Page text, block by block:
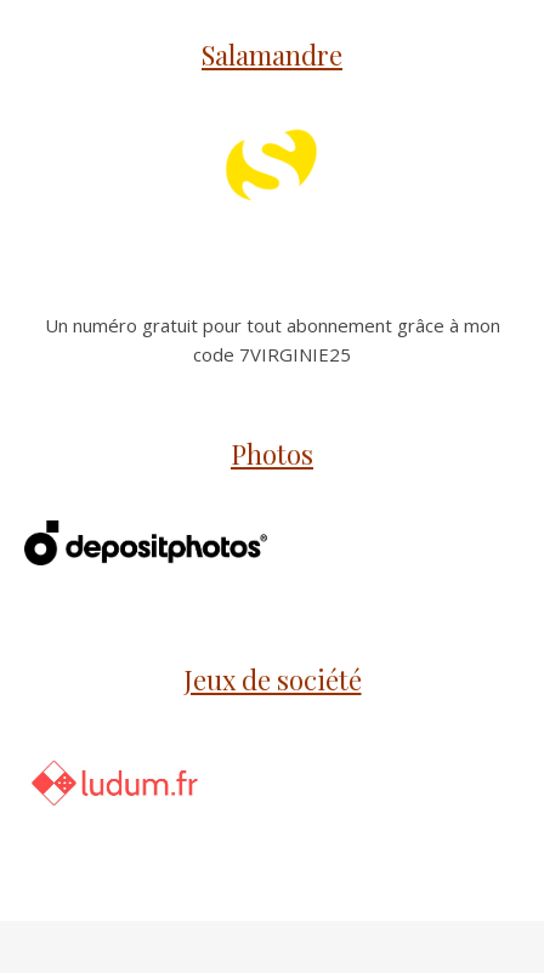
Salamandre
Un numéro gratuit pour tout abonnement grâce à mon
code 7VIRGINIE25
Photos
Jeux de société